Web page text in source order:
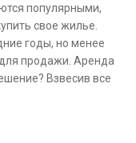
популярными,
свое жилье.
годы, но менее
продажи. Аренда
Взвесив все